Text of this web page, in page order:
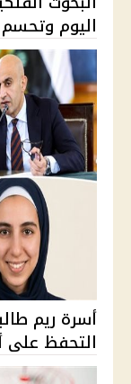
اليوم
التحفظ على